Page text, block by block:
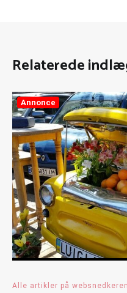
Relaterede
Annonce
Alle artikler på